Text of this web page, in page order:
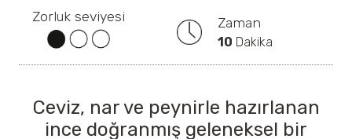
Zorluk seviyesi Zaman
10 Dakika
Ceviz, nar ve peynirle hazırlanan
ince doğranmış geleneksel bir